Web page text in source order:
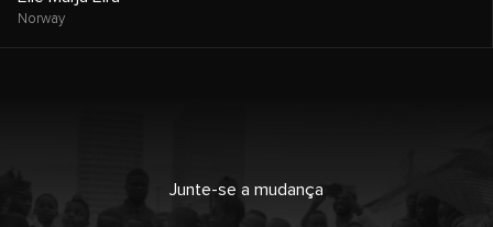
Norway
Junte-se a mudança